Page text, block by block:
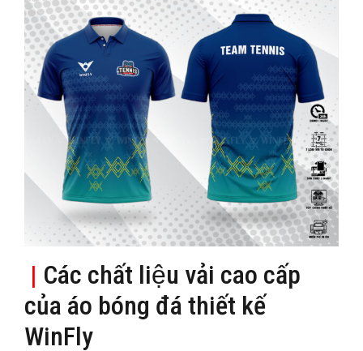
| Các chất liệu vải cao cấp
của áo bóng đá thiết kế
WinFly